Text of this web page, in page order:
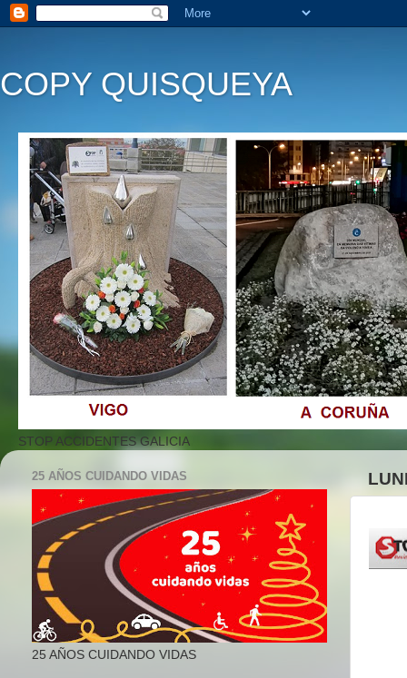
COPY QUISQUEYA
STOP ACCIDENTES GALICIA
25 AÑOS CUIDANDO VIDAS
25 AÑOS CUIDANDO VIDAS